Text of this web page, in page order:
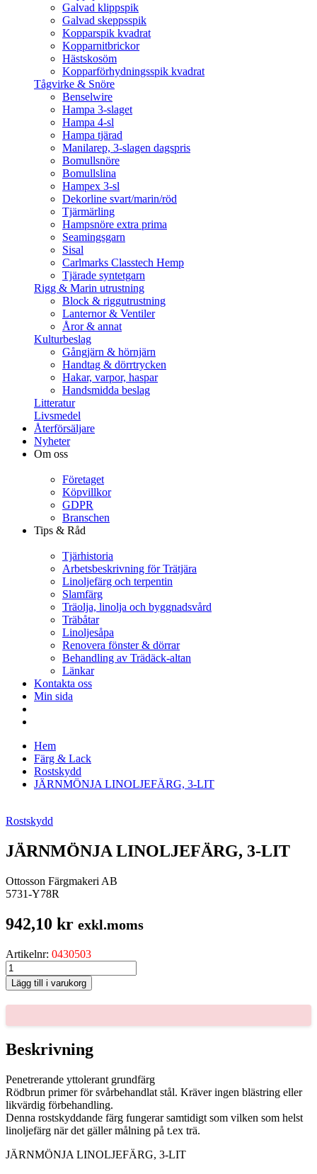
Galvad klippspik
Galvad skeppsspik
Kopparspik kvadrat
Kopparnitbrickor
Hästskosöm
Kopparförhydningsspik kvadrat
Tågvirke & Snöre
Benselwire
Hampa 3-slaget
Hampa 4-sl
Hampa tjärad
Manilarep, 3-slagen dagspris
Bomullsnöre
Bomullslina
Hampex 3-sl
Dekorline svart/marin/röd
Tjärmärling
Hampsnöre extra prima
Seamingsgarn
Sisal
Carlmarks Classtech Hemp
Tjärade syntetgarn
Rigg & Marin utrustning
Block & riggutrustning
Lanternor & Ventiler
Åror & annat
Kulturbeslag
Gångjärn & hörnjärn
Handtag & dörrtrycken
Hakar, varpor, haspar
Handsmidda beslag
Litteratur
Livsmedel
Återförsäljare
Nyheter
Om oss
Företaget
Köpvillkor
GDPR
Branschen
Tips & Råd
Tjärhistoria
Arbetsbeskrivning för Trätjära
Linoljefärg och terpentin
Slamfärg
Träolja, linolja och byggnadsvård
Träbåtar
Linoljesåpa
Renovera fönster & dörrar
Behandling av Trädäck-altan
Länkar
Kontakta oss
Min sida
Hem
Färg & Lack
Rostskydd
JÄRNMÖNJA LINOLJEFÄRG, 3-LIT
Rostskydd
JÄRNMÖNJA LINOLJEFÄRG, 3-LIT
Ottosson Färgmakeri AB
5731-Y78R
942,10 kr exkl.moms
Artikelnr: 0430503
JÄRNMÖNJA
LINOLJEFÄRG,
3-
LIT
Lägg till i varukorg
Beskrivning
Penetrerande yttolerant grundfärg
Rödbrun primer för svårbehandlat stål. Kräver ingen blästring eller
likvärdig förbehandling.
Denna rostskyddande färg fungerar samtidigt som vilken som helst
linoljefärg när det gäller målning på t.ex trä.
JÄRNMÖNJA LINOLJEFÄRG, 3-LIT